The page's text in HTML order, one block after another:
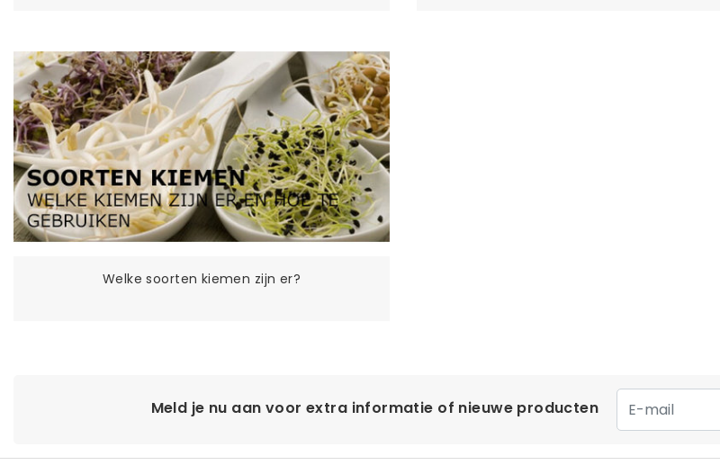
Welke soorten kiemen zijn er?
Meld je nu aan voor extra informatie of nieuwe producten